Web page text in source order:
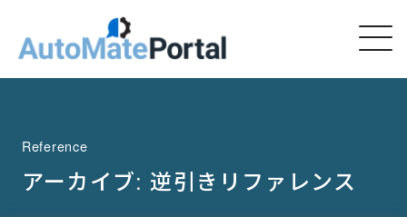
Reference
アーカイブ: 逆引きリファレンス